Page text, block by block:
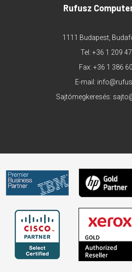
Rufusz
1111 Budapest,
Tel: +36 1 209
Fax: +36 1 386
E-mail:
Sajtómegkeresés: